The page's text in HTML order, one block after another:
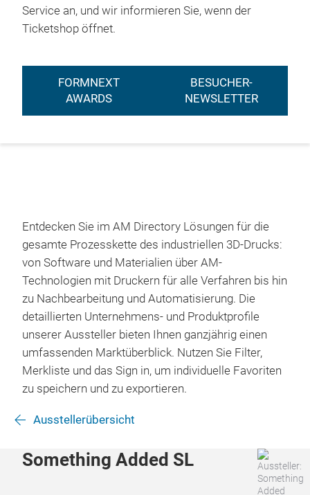
Service an, und wir informieren Sie, wenn der
Ticketshop öffnet.
FORMNEXT
AWARDS
BESUCHER-
NEWSLETTER
Entdecken Sie im AM Directory Lösungen für die
gesamte Prozesskette des industriellen 3D-Drucks:
von Software und Materialien über AM-
Technologien mit Druckern für alle Verfahren bis hin
zu Nachbearbeitung und Automatisierung. Die
detaillierten Unternehmens- und Produktprofile
unserer Aussteller bieten Ihnen ganzjährig einen
umfassenden Marktüberblick. Nutzen Sie Filter,
Merkliste und das Sign in, um individuelle Favoriten
zu speichern und zu exportieren.
Ausstellerübersicht
Something Added SL